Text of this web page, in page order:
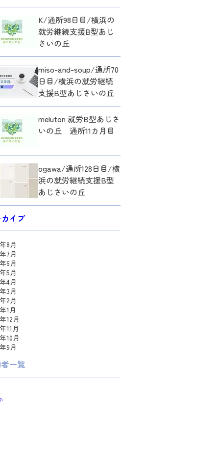
K/通所98日目/横浜の
就労継続支援B型あじ
さいの丘
miso-and-soup/通所70
日目/横浜の就労継続
支援B型あじさいの丘
meluton 就労B型あじさ
いの丘 通所11カ月目
ogawa/通所128日目/横
浜の就労継続支援B型
あじさいの丘
イブ
8月
7月
6月
5月
4月
3月
2月
1月
12月
11月
10月
9月
一覧